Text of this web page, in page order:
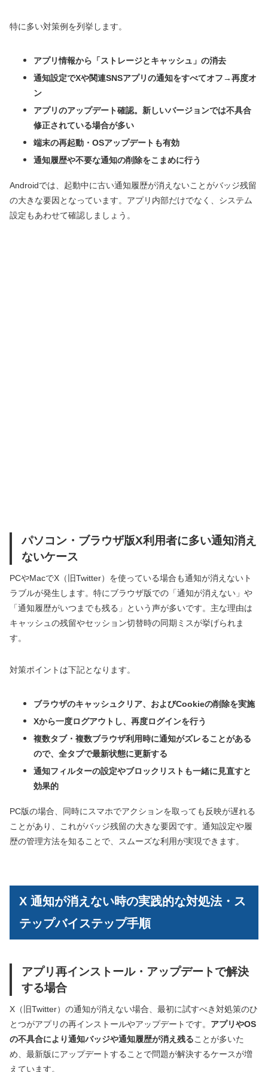
特に多い対策例を列挙します。
アプリ情報から「ストレージとキャッシュ」の消去
通知設定でXや関連SNSアプリの通知をすべてオフ→再度オ
ン
アプリのアップデート確認。新しいバージョンでは不具合
修正されている場合が多い
端末の再起動・OSアップデートも有効
通知履歴や不要な通知の削除をこまめに行う
Androidでは、起動中に古い通知履歴が消えないことがバッジ残留
の大きな要因となっています。アプリ内部だけでなく、システム
設定もあわせて確認しましょう。
パソコン・ブラウザ版X利用者に多い通知消え
ないケース
PCやMacでX（旧Twitter）を使っている場合も通知が消えないト
ラブルが発生します。特にブラウザ版での「通知が消えない」や
「通知履歴がいつまでも残る」という声が多いです。主な理由は
キャッシュの残留やセッション切替時の同期ミスが挙げられま
す。
対策ポイントは下記となります。
ブラウザのキャッシュクリア、およびCookieの削除を実施
Xから一度ログアウトし、再度ログインを行う
複数タブ・複数ブラウザ利用時に通知がズレることがある
ので、全タブで最新状態に更新する
通知フィルターの設定やブロックリストも一緒に見直すと
効果的
PC版の場合、同時にスマホでアクションを取っても反映が遅れる
ことがあり、これがバッジ残留の大きな要因です。通知設定や履
歴の管理方法を知ることで、スムーズな利用が実現できます。
X 通知が消えない時の実践的な対処法・ス
テップバイステップ手順
アプリ再インストール・アップデートで解決
する場合
X（旧Twitter）の通知が消えない場合、最初に試すべき対処策のひ
とつがアプリの再インストールやアップデートです。 アプリやOS
の不具合により通知バッジや通知履歴が消え残ることが多いた
め、最新版にアップデートすることで問題が解決するケースが増
えています。